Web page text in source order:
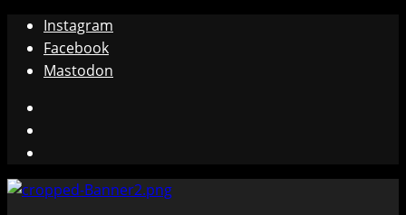
Zum
Inhalt
springen
Instagram
Facebook
Mastodon